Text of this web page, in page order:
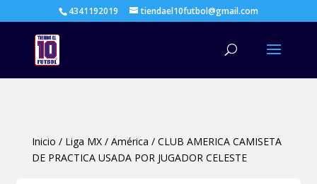
4341192019 tiendael10futbol@gmail.com
Inicio / Liga MX/ América / CLUB AMERICA CAMISETA
DE PRACTICA USADA POR JUGADOR CELESTE